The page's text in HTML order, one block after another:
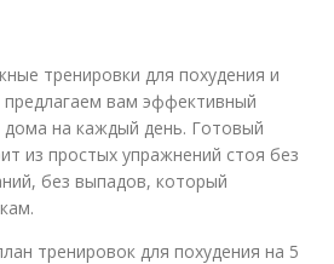
тренировки для похудения и
вам эффективный
дома на каждый день. Готовый
из простых упражнений стоя без
без выпадов, который
тренировок для похудения на 5